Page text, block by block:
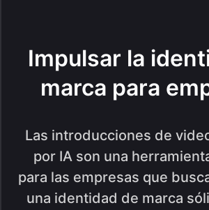
Impulsar la
marca para
Las introducciones de
por IA son una
para las empresas que
una identidad de marca